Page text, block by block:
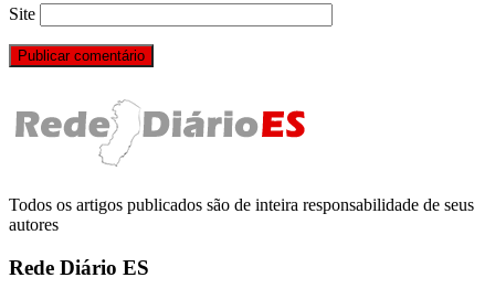
Site
Todos os artigos publicados são de inteira responsabilidade de seus
autores
Rede Diário ES